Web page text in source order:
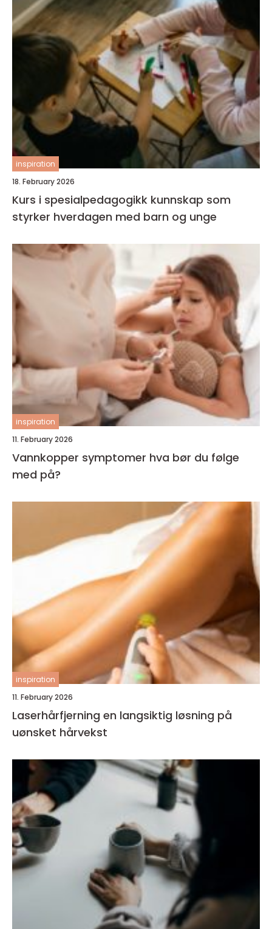
inspiration
18. February 2026
Kurs i spesialpedagogikk kunnskap som
styrker hverdagen med barn og unge
inspiration
11. February 2026
Vannkopper symptomer hva bør du følge
med på?
inspiration
11. February 2026
Laserhårfjerning en langsiktig løsning på
uønsket hårvekst